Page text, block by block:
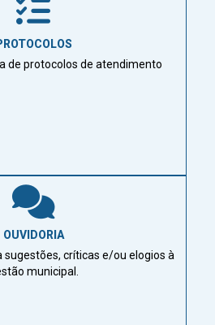
de protocolos de atendimento
OUVIDORIA
sugestões, críticas e/ou elogios à
municipal.